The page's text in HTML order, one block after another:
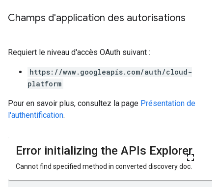
Champs d'application des autorisations
Requiert le niveau d'accès OAuth suivant :
https://www.googleapis.com/auth/cloud-
platform
Pour en savoir plus, consultez la page Présentation de
l'authentification.